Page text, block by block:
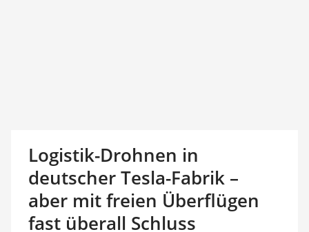
Logistik-Drohnen in
deutscher Tesla-Fabrik –
aber mit freien Überflügen
fast überall Schluss